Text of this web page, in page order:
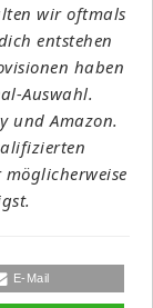
wir oftmals
entstehen
haben
Auswahl.
und Amazon.
E-Mail